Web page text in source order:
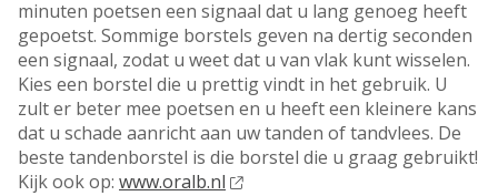
minuten poetsen een signaal dat u lang genoeg heeft
gepoetst. Sommige borstels geven na dertig seconden
een signaal, zodat u weet dat u van vlak kunt wisselen.
Kies een borstel die u prettig vindt in het gebruik. U
zult er beter mee poetsen en u heeft een kleinere kans
dat u schade aanricht aan uw tanden of tandvlees. De
beste tandenborstel is die borstel die u graag gebruikt!
Kijk ook op: www.oralb.nl